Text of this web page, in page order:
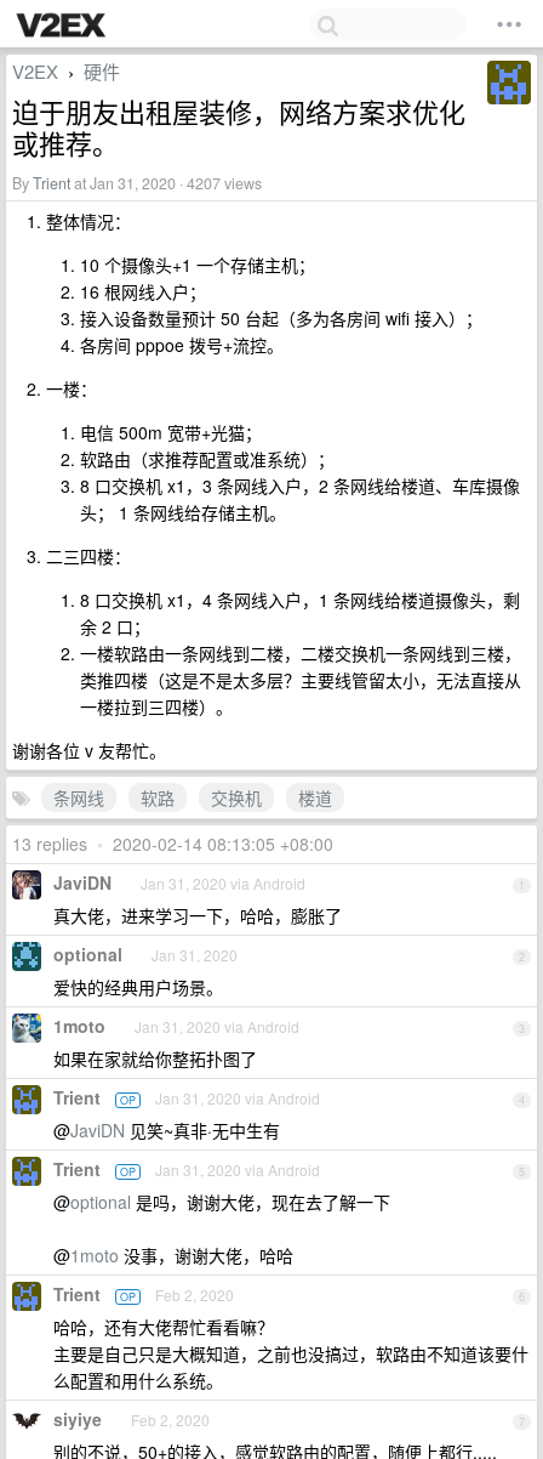
V2EX › 硬件
迫于朋友出租屋装修，网络方案求优化
或推荐。
ByTrientat Jan 31, 2020 · 4207 views
整体情况：
10 个摄像头+1 一个存储主机；
16 根网线入户；
接入设备数量预计 50 台起（多为各房间 wifi 接入）；
各房间 pppoe 拨号+流控。
一楼：
电信 500m 宽带+光猫；
软路由（求推荐配置或准系统）；
8 口交换机 x1，3 条网线入户，2 条网线给楼道、车库摄像
头； 1 条网线给存储主机。
二三四楼：
8 口交换机 x1，4 条网线入户，1 条网线给楼道摄像头，剩
余 2 口；
一楼软路由一条网线到二楼，二楼交换机一条网线到三楼，
类推四楼（这是不是太多层？主要线管留太小，无法直接从
一楼拉到三四楼）。
谢谢各位 v 友帮忙。
条网线
软路 交换机
楼道
13 replies • 2020-02-14 08:13:05 +08:00
1
JaviDN Jan 31, 2020 via Android
真大佬，进来学习一下，哈哈，膨胀了
2
optional Jan 31, 2020
爱快的经典用户场景。
3
1moto Jan 31, 2020 via Android
如果在家就给你整拓扑图了
4
Trient OP Jan 31, 2020 via Android
@JaviDN 见笑~真非·无中生有
5
Trient OP Jan 31, 2020 via Android
@optional 是吗，谢谢大佬，现在去了解一下
@1moto 没事，谢谢大佬，哈哈
6
Trient OP Feb 2, 2020
哈哈，还有大佬帮忙看看嘛？
主要是自己只是大概知道，之前也没搞过，软路由不知道该要什
么配置和用什么系统。
7
siyiye Feb 2, 2020
别的不说，50+的接入，感觉软路由的配置，随便上都行.....